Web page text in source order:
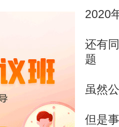
​2020
还有
题
虽然
但是